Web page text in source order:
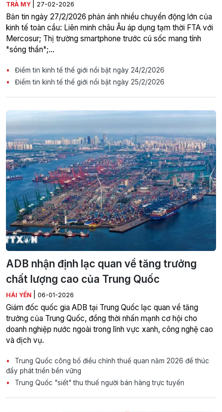
TRÀ MY 27-02-2026
Bản tin ngày 27/2/2026 phản ánh nhiều chuyển động lớn của
kinh tế toàn cầu: Liên minh châu Âu áp dụng tạm thời FTA với
Mercosur; Thị trường smartphone trước cú sốc mang tính
"sóng thần";...
Điểm tin kinh tế thế giới nổi bật ngày 24/2/2026
Điểm tin kinh tế thế giới nổi bật ngày 25/2/2026
ADB nhận định lạc quan về tăng trưởng
chất lượng cao của Trung Quốc
HẢI YẾN 06-01-2026
Giám đốc quốc gia ADB tại Trung Quốc lạc quan về tăng
trưởng của Trung Quốc, đồng thời nhấn mạnh cơ hội cho
doanh nghiệp nước ngoài trong lĩnh vực xanh, công nghệ cao
và dịch vụ.
Trung Quốc công bố điều chỉnh thuế quan năm 2026 để thúc
đẩy phát triển bền vững
Trung Quốc "siết" thu thuế người bán hàng trực tuyến